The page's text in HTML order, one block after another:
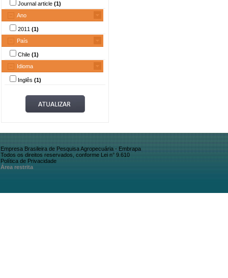
Journal article (1)
Ano
2011 (1)
País
Chile (1)
Idioma
Inglês (1)
Empresa Brasileira de Pesquisa Agropecuária - Embrapa
Todos os direitos reservados, conforme Lei n° 9.610
Política de Privacidade
Área restrita